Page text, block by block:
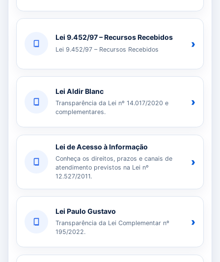
Lei 9.452/97 – Recursos Recebidos
Lei 9.452/97 – Recursos Recebidos ›
Lei Aldir Blanc
Transparência da Lei nº 14.017/2020 e
complementares.
›
Lei de Acesso à Informação
Conheça os direitos, prazos e canais de
atendimento previstos na Lei nº
12.527/2011.
›
Lei Paulo Gustavo
Transparência da Lei Complementar nº
195/2022.
›